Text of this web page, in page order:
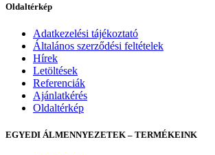
Oldaltérkép
Adatkezelési tájékoztató
Általános szerződési feltételek
Hírek
Letöltések
Referenciák
Ajánlatkérés
Oldaltérkép
EGYEDI ÁLMENNYEZETEK – TERMÉKEINK